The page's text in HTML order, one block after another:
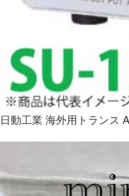
日動工業 海外用トランス